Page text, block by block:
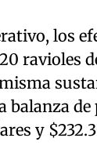
los
ravioles
balanza
y